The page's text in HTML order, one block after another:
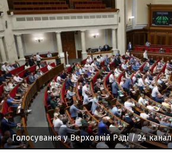
Голосування у Верховній Раді/ 24 канал